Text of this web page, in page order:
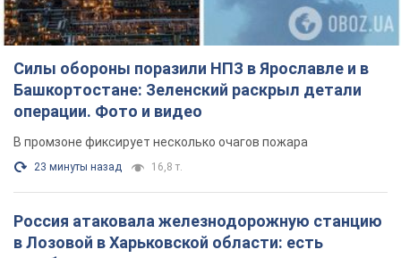
Россия атаковала железнодорожную станцию
в Лозовой в Харьковской области: есть
погибшие и раненые
В результате удара БПЛА были повреждены вокзал,
станции временно приостановлено
час назад 2,2 т.
ВАКС избрал меру пресечения экс-послу
Украины в США Стефанишиной: что известно о